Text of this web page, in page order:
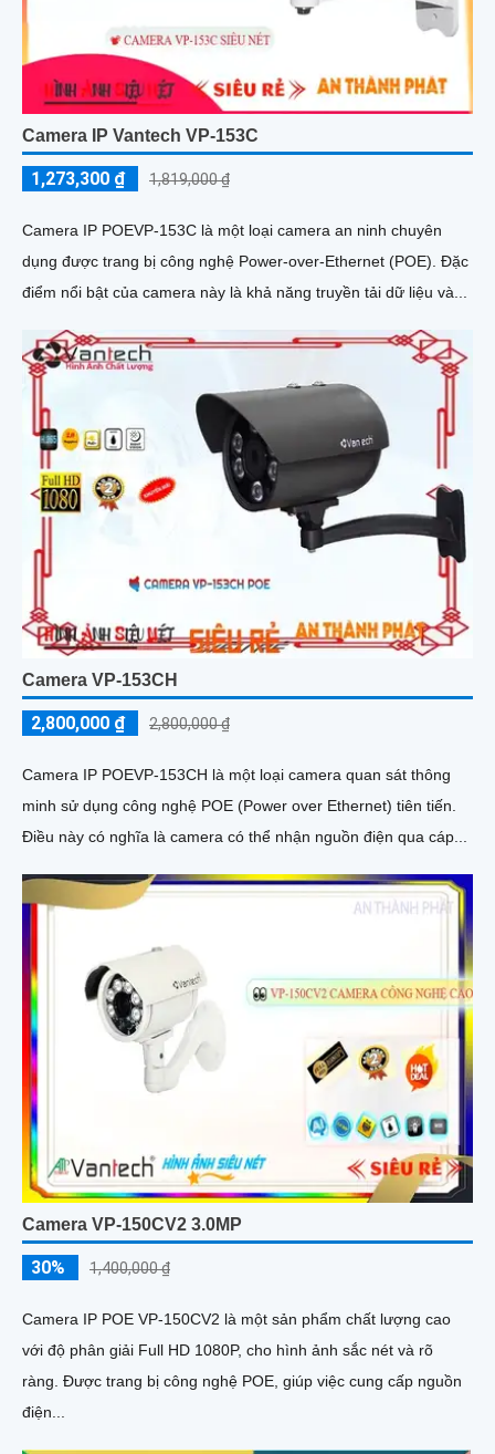
Camera IP Vantech VP-153C
1,273,300 ₫ 1,819,000 ₫
Camera IP POEVP-153C là một loại camera an ninh chuyên
dụng được trang bị công nghệ Power-over-Ethernet (POE). Đặc
điểm nổi bật của camera này là khả năng truyền tải dữ liệu và...
Camera VP-153CH
2,800,000 ₫ 2,800,000 ₫
Camera IP POEVP-153CH là một loại camera quan sát thông
minh sử dụng công nghệ POE (Power over Ethernet) tiên tiến.
Điều này có nghĩa là camera có thể nhận nguồn điện qua cáp...
Camera VP-150CV2 3.0MP
30% 1,400,000 ₫
Camera IP POE VP-150CV2 là một sản phẩm chất lượng cao
với độ phân giải Full HD 1080P, cho hình ảnh sắc nét và rõ
ràng. Được trang bị công nghệ POE, giúp việc cung cấp nguồn
điện...